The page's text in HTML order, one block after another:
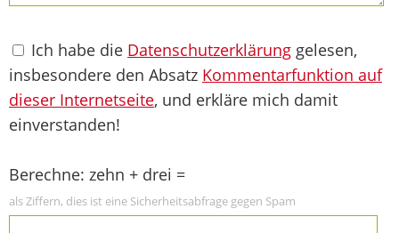
Ich habe die Datenschutzerklärung gelesen,
insbesondere den Absatz Kommentarfunktion auf
dieser Internetseite, und erkläre mich damit
einverstanden!
Berechne: zehn + drei =
als Ziffern, dies ist eine Sicherheitsabfrage gegen Spam